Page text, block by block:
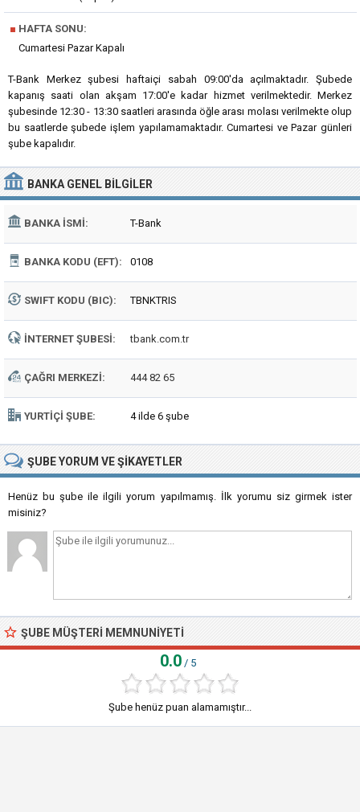
■ HAFTA SONU:
Cumartesi Pazar Kapalı
T-Bank Merkez şubesi haftaiçi sabah 09:00'da açılmaktadır. Şubede
kapanış saati olan akşam 17:00'e kadar hizmet verilmektedir. Merkez
şubesinde 12:30 - 13:30 saatleri arasında öğle arası molası verilmekte olup
bu saatlerde şubede işlem yapılamamaktadır. Cumartesi ve Pazar günleri
şube kapalıdır.
BANKA GENEL BILGILER
BANKA İSMI: T-Bank
BANKA KODU (EFT): 0108
SWIFT KODU (BIC): TBNKTRIS
İNTERNET ŞUBESI: tbank.com.tr
ÇAĞRI MERKEZI: 444 82 65
YURTIÇI ŞUBE: 4 ilde 6 şube
ŞUBEYORUM VE ŞIKAYETLER
Henüz bu şube ile ilgili yorum yapılmamış. İlk yorumu siz girmek ister
misiniz?
ŞUBE MÜŞTERI MEMNUNIYETI
0.0 / 5
Şube henüz puan alamamıştır...